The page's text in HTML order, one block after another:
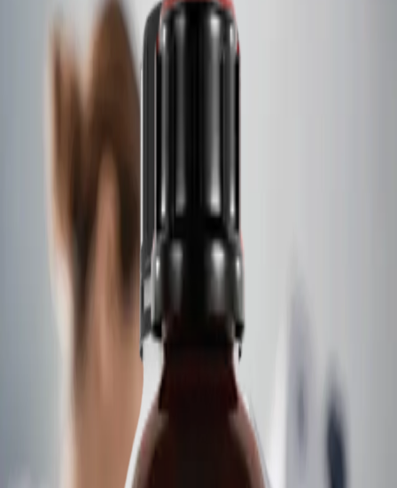
Idiomas
English
Español
Français
Português
Controles Y Quimica